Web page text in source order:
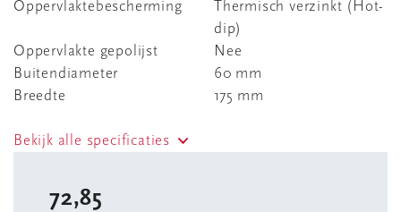
Oppervlaktebescherming
Thermisch verzinkt (Hot-
dip)
Oppervlakte gepolijst
Nee
Buitendiameter
60 mm
Breedte
175 mm
Bekijk alle specificaties
72,85